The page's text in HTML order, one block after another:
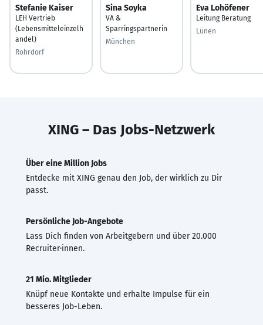
Stefanie Kaiser
LEH Vertrieb
(Lebensmitteleinzelh
andel)
Rohrdorf
Sina Soyka
VA &
Sparringspartnerin
München
Eva Lohöfener
Leitung Beratung
Lünen
XING – Das Jobs-Netzwerk
Über eine Million Jobs
Entdecke mit XING genau den Job, der wirklich zu Dir
passt.
Persönliche Job-Angebote
Lass Dich finden von Arbeitgebern und über 20.000
Recruiter·innen.
21 Mio. Mitglieder
Knüpf neue Kontakte und erhalte Impulse für ein
besseres Job-Leben.